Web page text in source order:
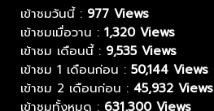
เข้าชมวันนี้ : 977 Views
เข้าชมเมื่อวาน : 1,320 Views
เข้าชม เดือนนี้ : 9,535 Views
เข้าชม 1 เดือนก่อน : 50,144 Views
เข้าชม 2 เดือนก่อน : 45,932 Views
เข้าชมทั้งหมด : 631,300 Views